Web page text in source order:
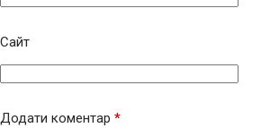
Сайт
Додати коментар *